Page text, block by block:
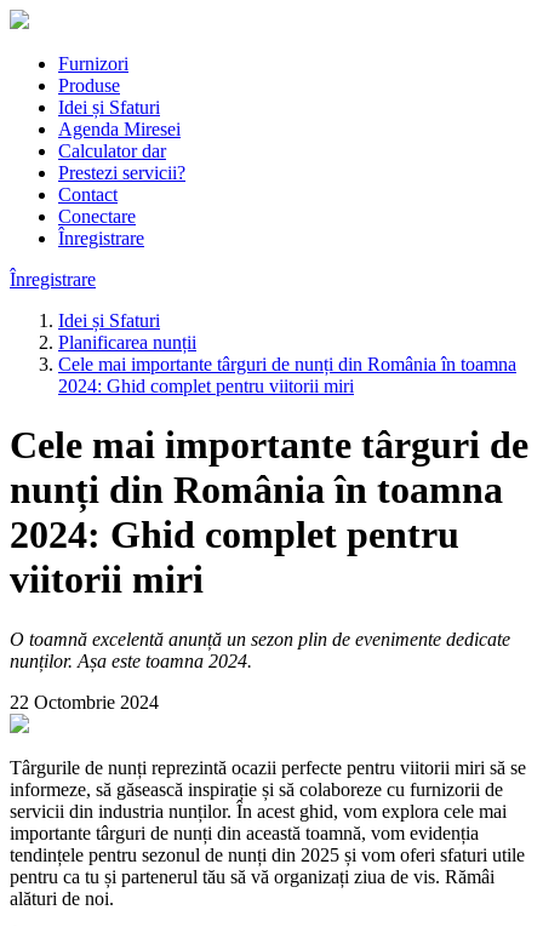
Furnizori
Produse
Idei și Sfaturi
Agenda Miresei
Calculator dar
Prestezi servicii?
Contact
Conectare
Înregistrare
Înregistrare
Idei și Sfaturi
Planificarea nunții
Cele mai importante târguri de nunți din România în toamna
2024: Ghid complet pentru viitorii miri
Cele mai importante târguri de
nunți din România în toamna
2024: Ghid complet pentru
viitorii miri
O toamnă excelentă anunță un sezon plin de evenimente dedicate
nunților. Așa este toamna 2024.
22 Octombrie 2024
Târgurile de nunți reprezintă ocazii perfecte pentru viitorii miri să se
informeze, să găsească inspirație și să colaboreze cu furnizorii de
servicii din industria nunților. În acest ghid, vom explora cele mai
importante târguri de nunți din această toamnă, vom evidenția
tendințele pentru sezonul de nunți din 2025 și vom oferi sfaturi utile
pentru ca tu și partenerul tău să vă organizați ziua de vis. Rămâi
alături de noi.